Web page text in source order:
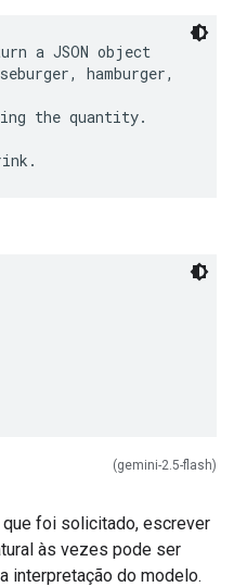
a JSON object
hamburger,
the quantity.
(gemini-2.5-flash)
foi solicitado, escrever
às vezes pode ser
interpretação do modelo.